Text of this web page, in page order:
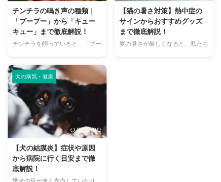
を根本から突き止め、トイレ、
体、部屋など、場所別に具体的な
消臭対策を徹底的に解説します。
さらに、猫と飼い主さん両方にと
って快適な消臭グッズの選び方ま
の情報を網羅的にご紹介します。
今 ...
はないでしょうか。 この記事で
は、大阪府内にある人気のドッグ
ランを厳選し、料金、広さ、利用
条件、設備など、気になる情報を
網羅的に解説します。 さらに、
チンチラの鳴き声の種類｜
「プープー」から「キュー
キュー」まで徹底解説！
チンチラを飼っていると、「プー
まざまな鳴き声が聞こえてくるこ
とがありますよね。 チンチラは
犬や猫のように鳴き声で感情を表
現するため、その鳴き声の意味を
理解することは、愛チンチラとの
関係を深める上で非常に大切で
す。 この記事では、チンチラの
代表的な鳴き声の種類とその意味
鳴き声からわかるストレスや病気
のサイン、チンチラが鳴く理由を
理解して良好な関係を築くための
【猫の暑さ対策】熱中症の
サインからおすすめグッズ
まで徹底解説！
夏の暑さが厳しくなると、私たち
犬の病気・健康
2025/9/9
【犬の結膜炎】症状や原因
から病院に行く目安まで徹
底解説！